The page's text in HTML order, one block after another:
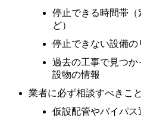
停止できる時間帯
ど）
停止できない設備の
過去の工事で見つ
設物の情報
業者に必ず相談すべきこと
仮設配管やバイパス